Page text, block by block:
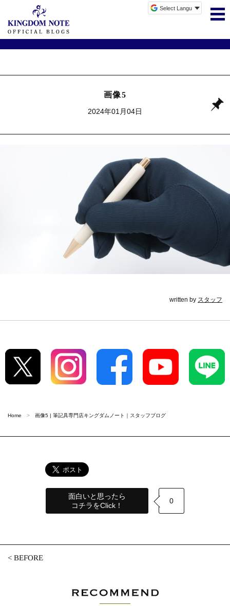
画像5
2024年01月04日
written by スタッフ
Home 画像5 | 筆記具専門店キングダムノート｜スタッフブログ
面白いと思ったら
コチラをClick！
0
<BEFORE